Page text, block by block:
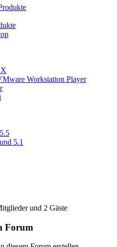
Workstation Player
5.1
und 2 Gäste
Forum